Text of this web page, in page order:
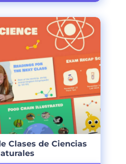
Clases de Ciencias